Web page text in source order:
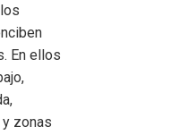
En ellos
zonas